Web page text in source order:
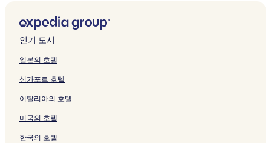
여
는
링
크
C
a
l
m
o
a
n
g
페
는
링
크
여
는
링
크
이
지
를
여
링
이
지
를
여
링
는
링
크
페
이
지
를
는
크
u
m
페
이
를
는
링
크
이
지
를
여
링
t
e
l
T
e
i
c
h
페
t
e
l
K
이
를
여
는
링
l
C
l
e
페
지
를
여
는
e
K
페
이
를
는
링
크
인기 도시
일본의 호텔
싱가포르 호텔
이탈리아의 호텔
미국의 호텔
한국의 호텔